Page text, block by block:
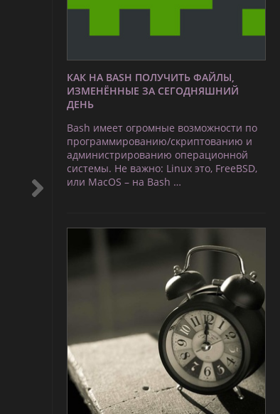
КАК НА BASH ПОЛУЧИТЬ ФАЙЛЫ,
ИЗМЕНЁННЫЕ ЗА СЕГОДНЯШНИЙ
ДЕНЬ
Bash имеет огромные возможности по
программированию/скриптованию и
администрированию операционной
системы. Не важно: Linux это, FreeBSD,
или MacOS – на Bash …